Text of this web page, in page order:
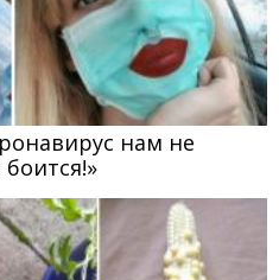
нам не